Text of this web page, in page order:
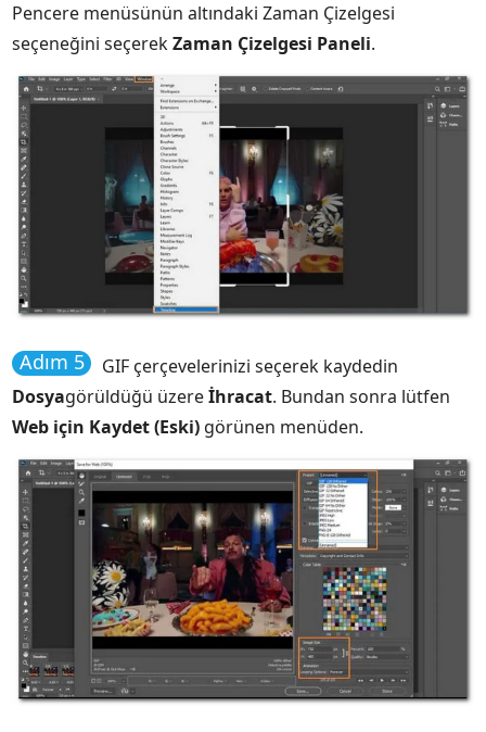
Pencere menüsünün altındaki Zaman Çizelgesi
seçeneğini seçerekZaman Çizelgesi Paneli.
Adım 5
GIF çerçevelerinizi seçerek kaydedin
Dosyagörüldüğü üzereİhracat. Bundan sonra lütfen
Web için Kaydet (Eski) görünen menüden.